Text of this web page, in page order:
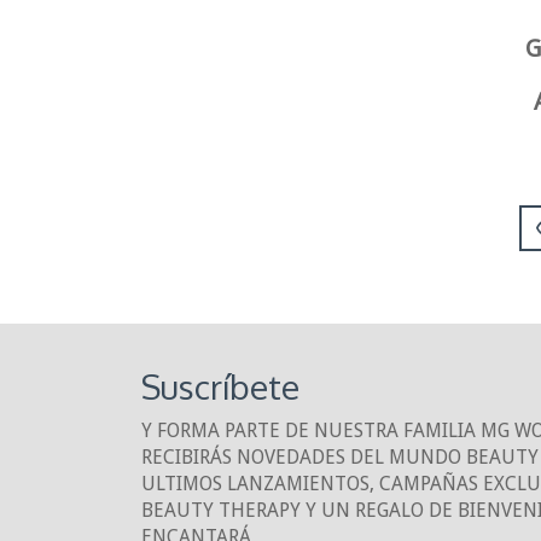
Suscríbete
Y FORMA PARTE DE NUESTRA FAMILIA MG
RECIBIRÁS NOVEDADES DEL MUNDO
ULTIMOS LANZAMIENTOS, CAMPAÑAS
BEAUTY THERAPY Y UN REGALO DE